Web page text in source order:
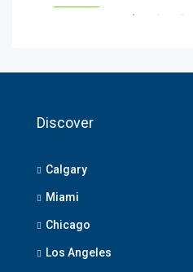
Discover
Calgary
Miami
Chicago
Los Angeles